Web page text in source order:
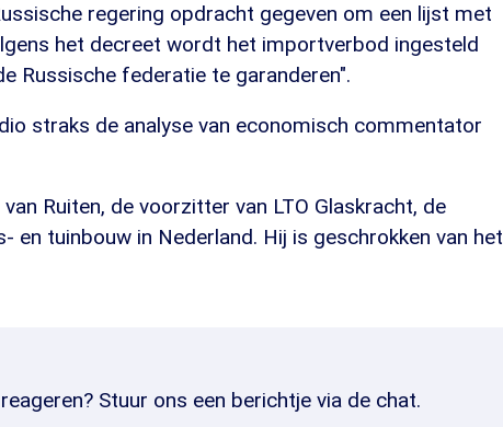
regering opdracht gegeven om een lijst met
het decreet wordt het importverbod ingesteld
Russische federatie te garanderen".
straks de analyse van economisch commentator
Ruiten, de voorzitter van LTO Glaskracht, de
en tuinbouw in Nederland. Hij is geschrokken van het
Stuur ons een berichtje via de chat.